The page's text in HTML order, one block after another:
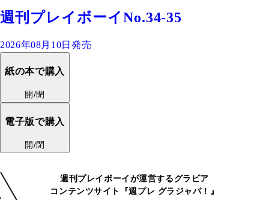
週刊プレイボーイNo.34-35
2026年08月10日発売
紙の本で購入
開/閉
電子版で購入
開/閉
週刊プレイボーイが運営するグラビア
コンテンツサイト『週プレ グラジャパ！』